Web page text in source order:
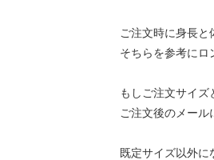
ご注文時に身長
そちらを参考にロ
もしご注文サイ
ご注文後のメー
既定サイズ以外に